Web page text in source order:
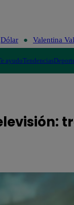
Perú
Dólar Valentina
ayudoTendencias